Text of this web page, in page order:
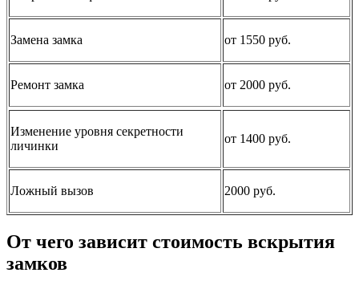
Замена замка от 1550 руб.
Ремонт замка от 2000 руб.
Изменение уровня секретности
личинки
от 1400 руб.
Ложный вызов 2000 руб.
От чего зависит стоимость вскрытия
замков